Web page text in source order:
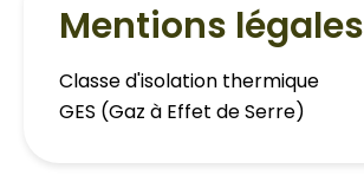
Mentions légales
Classe d'isolation thermique
GES (Gaz à Effet de Serre)